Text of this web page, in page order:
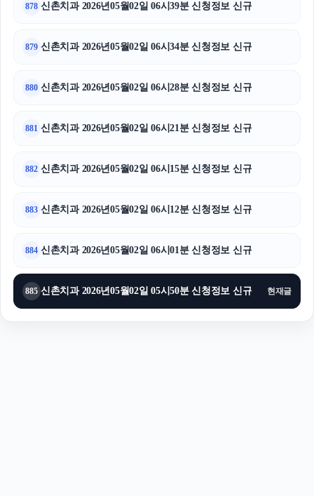
878 신촌치과 2026년05월02일 06시39분 신청정보 신규
879 신촌치과 2026년05월02일 06시34분 신청정보 신규
880 신촌치과 2026년05월02일 06시28분 신청정보 신규
881 신촌치과 2026년05월02일 06시21분 신청정보 신규
882 신촌치과 2026년05월02일 06시15분 신청정보 신규
883 신촌치과 2026년05월02일 06시12분 신청정보 신규
884 신촌치과 2026년05월02일 06시01분 신청정보 신규
885 신촌치과 2026년05월02일 05시50분 신청정보 신규 현재글